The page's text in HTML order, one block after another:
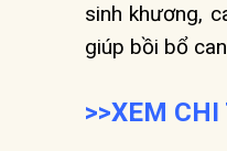
sinh khương,
giúp bồi bổ
>>XEM